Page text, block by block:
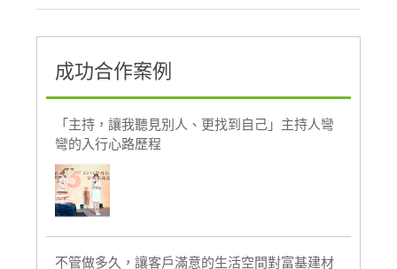
成功合作案例
「主持，讓我聽見別人、更找到自己」主持人彎
彎的入行心路歷程
不管做多久，讓客戶滿意的生活空間對富基建材